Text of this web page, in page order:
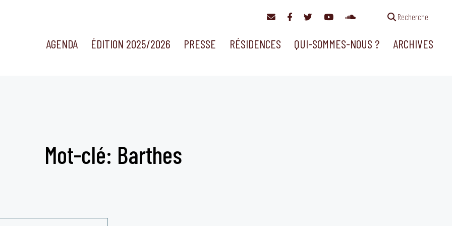
Recherche
AGENDA ÉDITION 2025/2026 PRESSE RÉSIDENCES QUI-SOMMES-NOUS ? ARCHIVES
Mot-clé: Barthes